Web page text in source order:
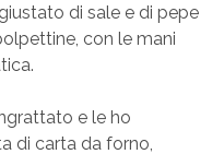
di sale e di pepe
con le mani
e le ho
di carta da forno,